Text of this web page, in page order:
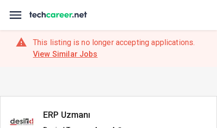
This listing is no longer accepting applications.
View Similar Jobs
ERP Uzmanı